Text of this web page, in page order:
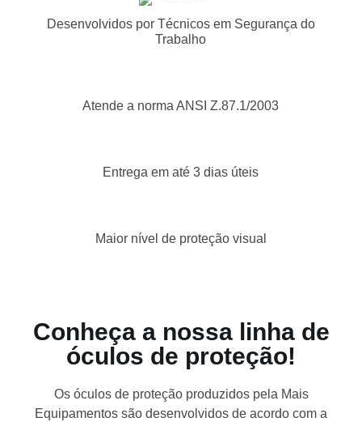
Desenvolvidos por Técnicos em Segurança do
Trabalho
Atende a norma ANSI Z.87.1/2003
Entrega em até 3 dias úteis
Maior nível de proteção visual
Conheça a nossa linha de
óculos de proteção!
Os óculos de proteção produzidos pela Mais
Equipamentos são desenvolvidos de acordo com a